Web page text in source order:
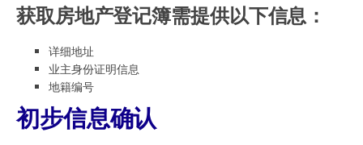
获取房地产登记簿需提供以下信息：
详细地址
业主身份证明信息
地籍编号
初步信息确认